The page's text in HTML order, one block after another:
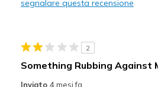
Casual Wear
segnalare questa recensione
2
Something Rubbing Against
Inviato 4 mesi fa